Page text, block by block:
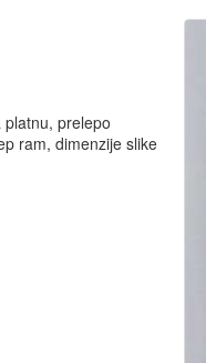
prelepo
ram, dimenzije slike